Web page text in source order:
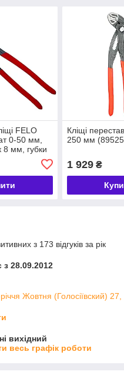
FELO
0-50 мм,
8 мм, губки
Кліщі
250 мм
1 929₴
з 173 відгуків за рік
28.09.2012
Жовтня (Голосіївский) 27,
вихідний
весь графік роботи